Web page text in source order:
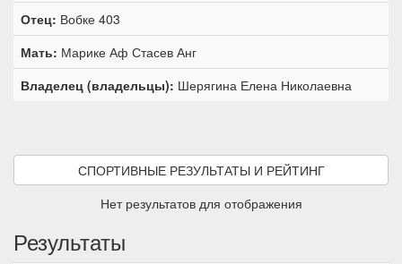
Отец: Вобке 403
Мать: Марике Аф Стасев Анг
Владелец (владельцы): Шерягина Елена Николаевна
СПОРТИВНЫЕ РЕЗУЛЬТАТЫ И РЕЙТИНГ
Нет результатов для отображения
Результаты